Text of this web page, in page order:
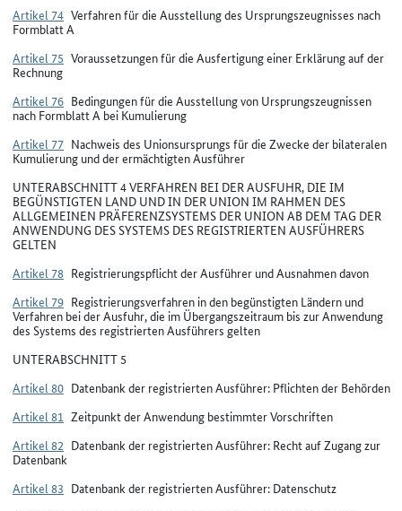
Artikel 74 Verfahren für die Ausstellung des Ursprungszeugnisses nach
Formblatt A
Artikel 75 Voraussetzungen für die Ausfertigung einer Erklärung auf der
Rechnung
Artikel 76 Bedingungen für die Ausstellung von Ursprungszeugnissen
nach Formblatt A bei Kumulierung
Artikel 77 Nachweis des Unionsursprungs für die Zwecke der bilateralen
Kumulierung und der ermächtigten Ausführer
UNTERABSCHNITT 4 VERFAHREN BEI DER AUSFUHR, DIE IM
BEGÜNSTIGTEN LAND UND IN DER UNION IM RAHMEN DES
ALLGEMEINEN PRÄFERENZSYSTEMS DER UNION AB DEM TAG DER
ANWENDUNG DES SYSTEMS DES REGISTRIERTEN AUSFÜHRERS
GELTEN
Artikel 78 Registrierungspflicht der Ausführer und Ausnahmen davon
Artikel 79 Registrierungsverfahren in den begünstigten Ländern und
Verfahren bei der Ausfuhr, die im Übergangszeitraum bis zur Anwendung
des Systems des registrierten Ausführers gelten
UNTERABSCHNITT 5
Artikel 80 Datenbank der registrierten Ausführer: Pflichten der Behörden
Artikel 81 Zeitpunkt der Anwendung bestimmter Vorschriften
Artikel 82 Datenbank der registrierten Ausführer: Recht auf Zugang zur
Datenbank
Artikel 83 Datenbank der registrierten Ausführer: Datenschutz